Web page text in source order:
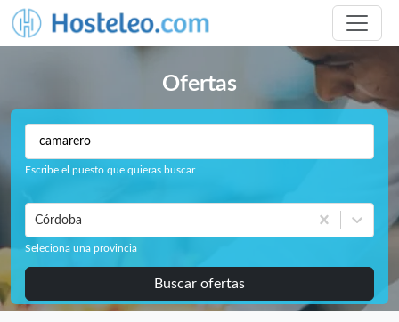
Ofertas
Escribe el puesto que quieras buscar
Córdoba
Seleciona una provincia
Buscar ofertas